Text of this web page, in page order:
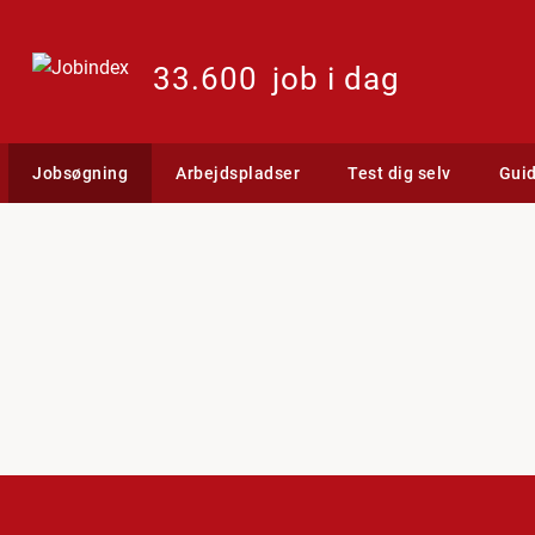
33.600 job i dag
Jobsøgning Arbejdspladser Test dig selv